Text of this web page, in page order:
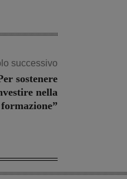
successivo
sostenere
nella
formazione”